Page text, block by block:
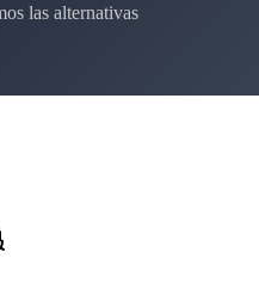
las alternativas